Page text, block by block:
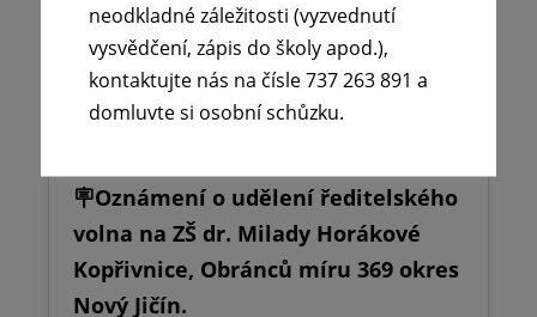
🪧Oznámení o udělení ředitelského
volna na ZŠ dr. Milady Horákové
Kopřivnice, Obránců míru 369 okres
Nový Jičín.
neodkladné záležitosti (vyzvednutí
vysvědčení, zápis do školy apod.),
kontaktujte nás na čísle 737 263 891 a
domluvte si osobní schůzku.